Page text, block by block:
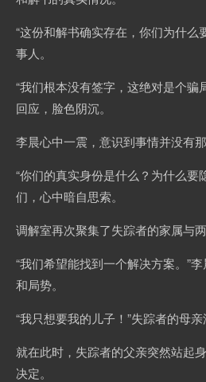
“这份和解书确实存在，你们为什么
事人。
“我们根本没有签字，这绝对是个骗
回应，脸色阴沉。
李晨心中一震，意识到事情并没有那
“你们的真实身份是什么？为什么要
们，心中暗自思索。
调解室再次聚集了失踪者的家属与
“我们希望能找到一个解决方案。”
和局势。
“我只想要我的儿子！”失踪者的母亲
就在此时，失踪者的父亲突然站起
决定。